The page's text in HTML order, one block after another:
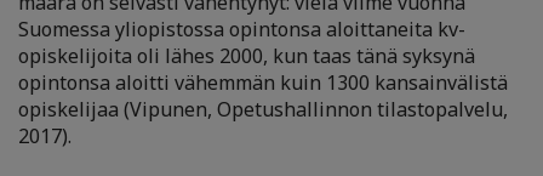
Suomessa yliopistossa opintonsa aloittaneita kv-
opiskelijoita oli lähes 2000, kun taas tänä syksynä
opintonsa aloitti vähemmän kuin 1300 kansainvälistä
opiskelijaa (Vipunen, Opetushallinnon tilastopalvelu,
2017).